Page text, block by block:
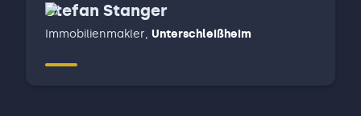
Stefan Stanger
Immobilienmakler, Unterschleißheim